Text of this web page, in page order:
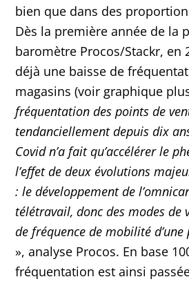
bien que dans des
Dès la première année de la
baromètre Procos/Stackr, en
déjà une baisse de
magasins (voir graphique
fréquentation des points de
tendanciellement depuis dix
Covid n’a fait qu’accélérer le
l’effet de deux évolutions
: le développement de
télétravail, donc des modes de
de fréquence de mobilité
», analyse Procos. En base
fréquentation est ainsi